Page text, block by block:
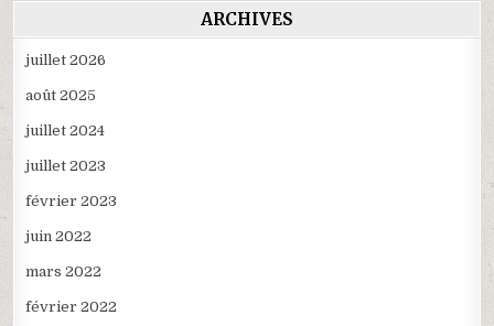
ARCHIVES
juillet 2026
août 2025
juillet 2024
juillet 2023
février 2023
juin 2022
mars 2022
février 2022